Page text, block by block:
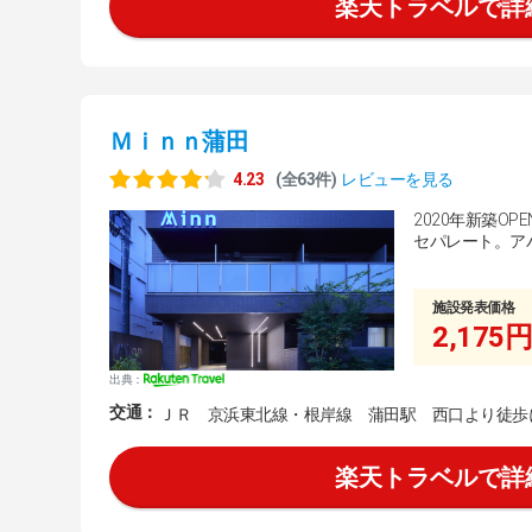
楽天トラベルで詳
Ｍｉｎｎ蒲田
4.23 (全63件) レビューを見る
出典：
2020年新築
セパレート。ア
施設発表価格
2,175円
交通： ＪＲ 京浜東北線・根岸線 蒲田駅 西口より徒歩
楽天トラベルで詳